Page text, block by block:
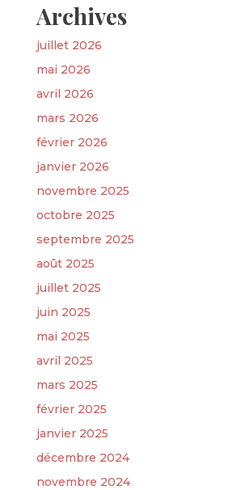
Archives
juillet 2026
mai 2026
avril 2026
mars 2026
février 2026
janvier 2026
novembre 2025
octobre 2025
septembre 2025
août 2025
juillet 2025
juin 2025
mai 2025
avril 2025
mars 2025
février 2025
janvier 2025
décembre 2024
novembre 2024